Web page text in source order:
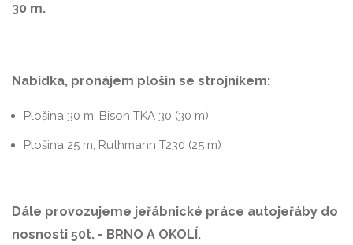
30 m.
Nabídka, pronájem plošin se strojníkem:
Plošina 30 m, Bison TKA 30 (30 m)
Plošina 25 m, Ruthmann T230 (25 m)
Dále provozujeme jeřábnické práce autojeřáby do
nosnosti 50t. - BRNO A OKOLÍ.